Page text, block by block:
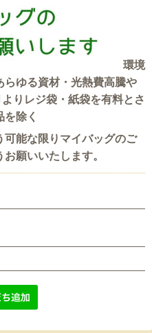
環境
ゆる資材・光熱費高騰や
りレジ袋・紙袋を有料とさ
除く
可能な限りマイバッグのご
願いいたします。